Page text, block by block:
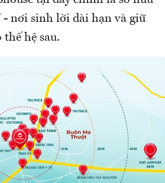
- nơi sinh lời dài hạn và giữ
thế hệ sau.